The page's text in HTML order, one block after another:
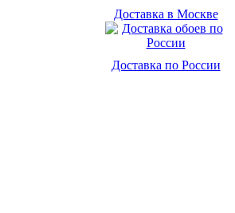
Доставка в Москве
Доставка по России